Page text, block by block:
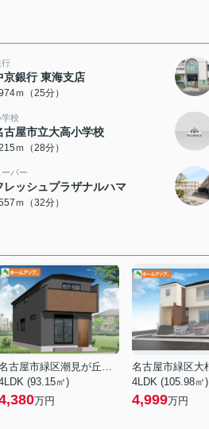
行
京銀行 東海支店
ｍ（25分）
学校
古屋市立大高小学校
ｍ（28分）
ーパー
レッシュプラザナルハマ
ｍ（32分）
名古屋市緑区潮見が丘２丁目
(93.15㎡)
万円
4LDK (105.98㎡)
4,999万円